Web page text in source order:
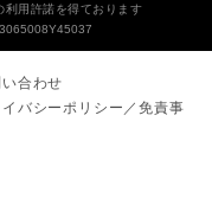
用許諾を得ております
合わせ
バシーポリシー／免責事